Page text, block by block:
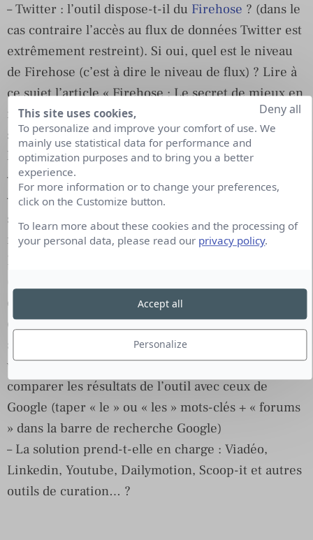
– Twitter : l’outil dispose-t-il du Firehose ? (dans le
cas contraire l’accès au flux de données Twitter est
extrêmement restreint). Si oui, quel est le niveau
de Firehose (c’est à dire le niveau de flux) ? Lire à
ce sujet l’article « Firehose : Le secret de mieux en
mieux gardé de Twitter » qui date un peu, mais ce
sujet, pourtant crucial, reste assez peu abordé sur
le net
– Facebook : les pages ? Les groupes ?
– Les forums : quelle volume de forums est indexé
sur la plateforme ? L’éditeur les indexe-t-il lui-
même ou passe-t-il par un prestataire qualifié ?
L’indexation d’un forum est-elle totale ou partielle
des forums et la qualité du détourage (ou
est un vrai métier ! Les résultats issus des forums
sont souvent décevants sur une plateforme de
veille. Le meilleur moyen de vérifier ce point est de
comparer les résultats de l’outil avec ceux de
Google (taper « le » ou « les » mots-clés + « forums
» dans la barre de recherche Google)
– La solution prend-t-elle en charge : Viadéo,
Linkedin, Youtube, Dailymotion, Scoop-it et autres
outils de curation… ?
This site uses cookies,
To personalize and improve your comfort of use. We
mainly use statistical data for performance and
optimization purposes and to bring you a better
experience.
For more information or to change your preferences,
click on the Customize button.
To learn more about these cookies and the processing of
your personal data, please read our privacy policy.
Personalize
Deny all
Accept all